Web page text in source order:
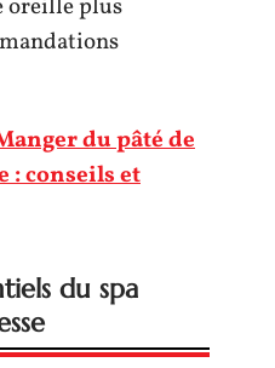
oreille plus
du pâté de
: conseils et
du spa